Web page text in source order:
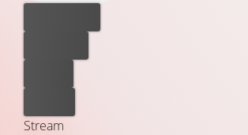
Stream